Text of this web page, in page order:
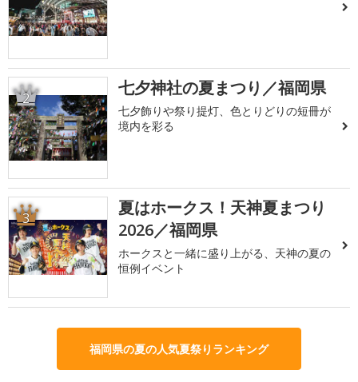
2 七夕神社の夏まつり／福岡県
七夕飾りや祭り提灯、色とりどりの短冊が
境内を彩る
3
夏はホークス！天神夏まつり
2026／福岡県
ホークスと一緒に盛り上がる、天神の夏の
恒例イベント
福岡県の夏の人気夏祭りランキング